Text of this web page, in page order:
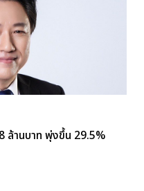
ล้านบาท พุ่งขึ้น 29.5%